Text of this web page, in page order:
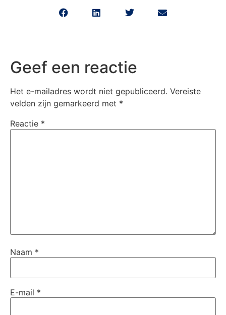
Geef een reactie
Het e-mailadres wordt niet gepubliceerd. Vereiste
velden zijn gemarkeerd met *
Reactie *
Naam *
E-mail *